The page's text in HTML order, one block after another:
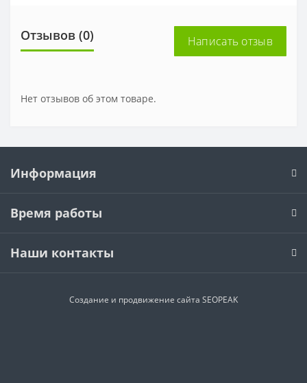
Отзывов (0) Написать отзыв
Нет отзывов об этом товаре.
Информация
Время работы
Наши контакты
Создание и продвижение сайта SEOPEAK